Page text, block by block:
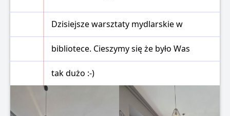
Dzisiejsze warsztaty mydlarskie w
bibliotece. Cieszymy się że było Was
tak dużo :-)